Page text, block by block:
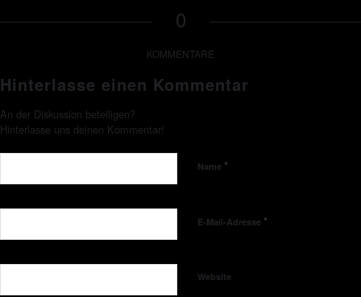
0
KOMMENTARE
Hinterlasse einen Kommentar
An der Diskussion beteiligen?
Hinterlasse uns deinen Kommentar!
Name *
E-Mail-Adresse *
Website